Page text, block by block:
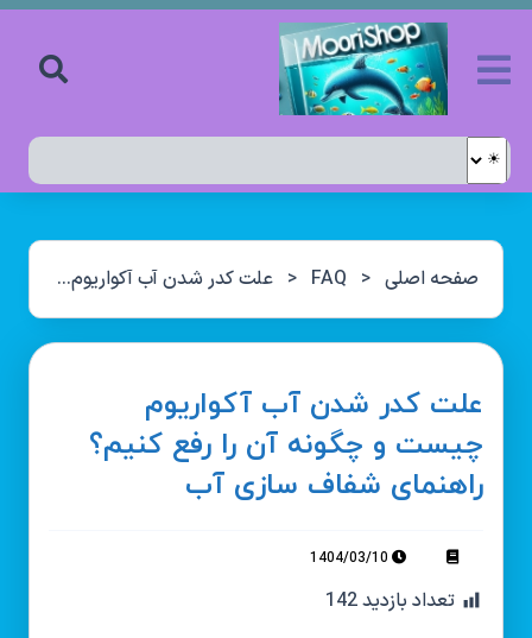
صفحه اصلی <
FAQ
<علت کدر شدن آب آکواریوم چیست و چگونه آن را رفع کنیم؟ راهنمای شفاف سازی آب
علت کدر شدن آب آکواریوم
چیست و چگونه آن را رفع کنیم؟
راهنمای شفاف سازی آب
تعداد بازدید142